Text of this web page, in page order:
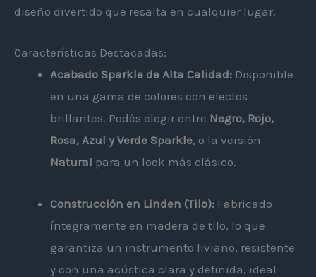
diseño divertido que resalta en cualquier lugar.
Características Destacadas:
Acabado Sparkle de Alta Calidad: Disponible
en una gama de colores con efectos
brillantes. Podés elegir entre Negro, Rojo,
Rosa, Azul y Verde Sparkle, o la versión
Natural para un look más clásico.
Construcción en Linden (Tilo): Fabricado
íntegramente en madera de tilo, lo que
garantiza un instrumento liviano, resistente
y con una acústica clara y definida, ideal